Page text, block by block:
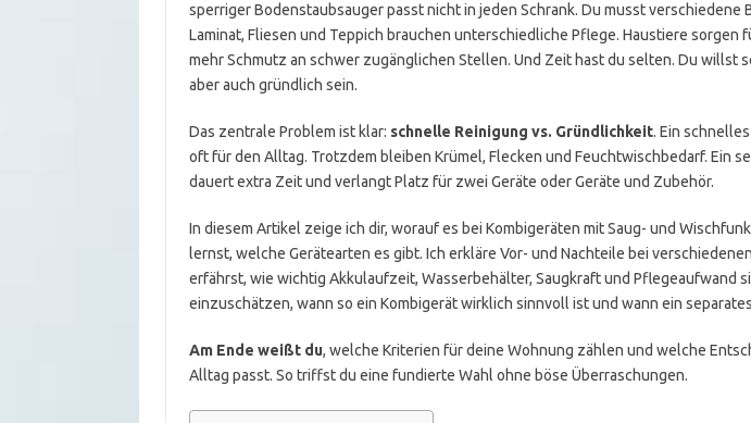
sperriger Bodenstaubsauger passt nicht in jeden Schrank. Du musst verschiedene
Laminat, Fliesen und Teppich brauchen unterschiedliche Pflege. Haustiere sorgen
mehr Schmutz an schwer zugänglichen Stellen. Und Zeit hast du selten. Du willst
aber auch gründlich sein.
Das zentrale Problem ist klar: schnelle Reinigung vs. Gründlichkeit. Ein
oft für den Alltag. Trotzdem bleiben Krümel, Flecken und Feuchtwischbedarf. Ein
dauert extra Zeit und verlangt Platz für zwei Geräte oder Geräte und Zubehör.
In diesem Artikel zeige ich dir, worauf es bei Kombigeräten mit Saug- und
lernst, welche Gerätearten es gibt. Ich erkläre Vor- und Nachteile bei
erfährst, wie wichtig Akkulaufzeit, Wasserbehälter, Saugkraft und Pflegeaufwand
einzuschätzen, wann so ein Kombigerät wirklich sinnvoll ist und wann ein
Am Ende weißt du, welche Kriterien für deine Wohnung zählen und welche
Alltag passt. So triffst du eine fundierte Wahl ohne böse Überraschungen.